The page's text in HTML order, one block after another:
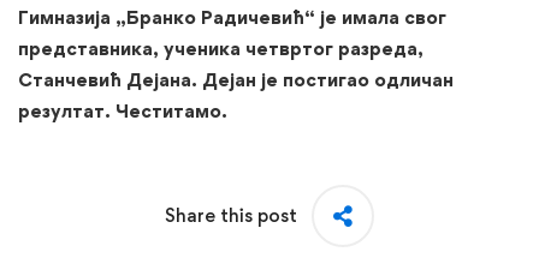
Гимназија „Бранко Радичевић“ је имала свог
представника, ученика четвртог разреда,
Станчевић Дејана. Дејан је постигао одличан
резултат. Честитамо.
Share this post